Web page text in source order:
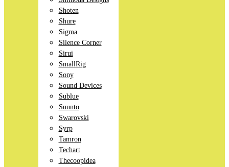
Shoten
Shure
Sigma
Silence Corner
Sirui
SmallRig
Sony
Sound Devices
Sublue
Suunto
Swarovski
Syrp
Tamron
Techart
Thecoopidea